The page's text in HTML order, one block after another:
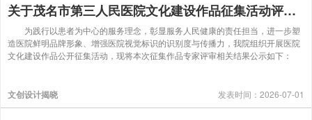
关于茂名市第三人民医院文化建设作品征集活动评选结果的公示
为践行以患者为中心的服务理念，彰显服务人民健康的责任担当，进一步塑
造医院鲜明品牌形象、增强医院视觉标识的识别度与传播力，我院组织开展医院
文化建设作品公开征集活动，现将本次征集作品专家评审相关结果公示如下：
文创设计揭晓 发表时间：2026-07-01